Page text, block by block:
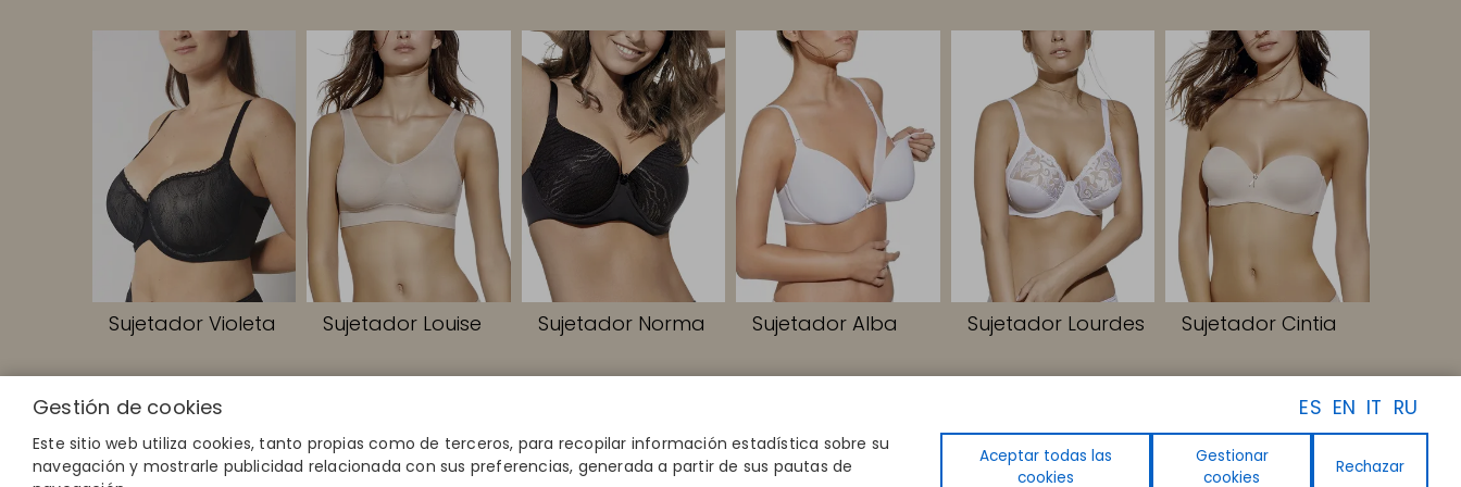
Sujetador Violeta Sujetador Louise Sujetador Norma Sujetador Alba Sujetador Lourdes Sujetador Cintia
ES EN IT RU
Gestión de cookies
Este sitio web utiliza cookies, tanto propias como de terceros, para recopilar información estadística sobre su
navegación y mostrarle publicidad relacionada con sus preferencias, generada a partir de sus pautas de
Aceptar todas las
cookies
Gestionar
cookies
Rechazar
Encuentra tu tienda
Únete al directorio
+34 948 14 58 90
disintex@disintex.es
Conócenos
Editoriales
Facebook
Instagram